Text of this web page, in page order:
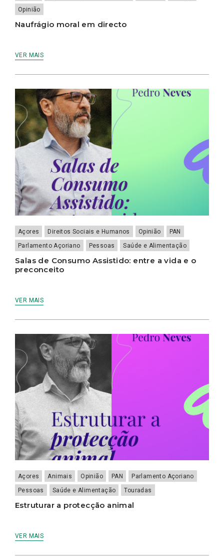
Opinião
Naufrágio moral em directo
VER MAIS
Açores Direitos Sociais e Humanos Opinião
PAN
Parlamento Açoriano
Pessoas Saúde e Alimentação
Salas de Consumo Assistido: entre a vida e o
preconceito
VER MAIS
Açores Animais Opinião PAN
Parlamento Açoriano
Pessoas
Saúde e Alimentação Touradas
Estruturar a protecção animal
VER MAIS